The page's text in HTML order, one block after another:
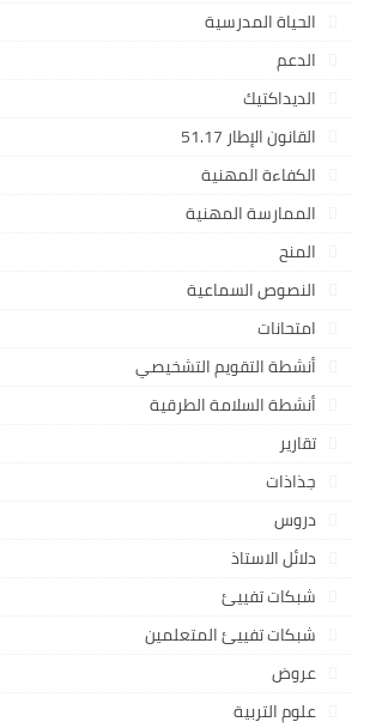
الحياة المدرسية
الدعم
الديداكتيك
القانون الإطار 51.17
الكفاءة المهنية
الممارسة المهنية
المنح
النصوص السماعية
امتحانات
أنشطة التقويم التشخيصي
أنشطة السلامة الطرقية
تقارير
جذاذات
دروس
دلائل الاستاذ
شبكات تفييئ
شبكات تفييئ المتعلمين
عروض
علوم التربية